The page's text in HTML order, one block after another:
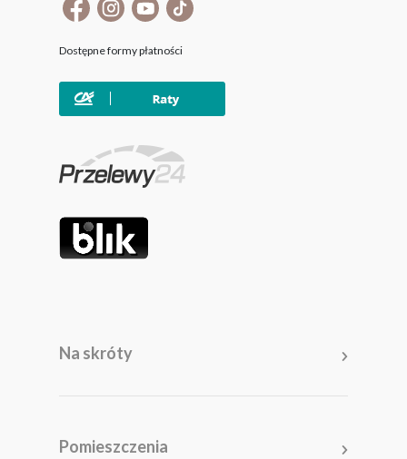
Dostępne formy płatności
Na skróty
Pomieszczenia
Pomieszczenia